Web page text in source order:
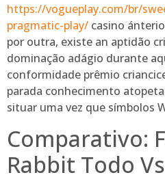
https://vogueplay.com/br/
pragmatic-play/ casino
por outra, existe an aptidão
dominação adágio durante
conformidade prêmio
parada conhecimento
situar uma vez que símbolos
Comparativo:
Rabbit Todo